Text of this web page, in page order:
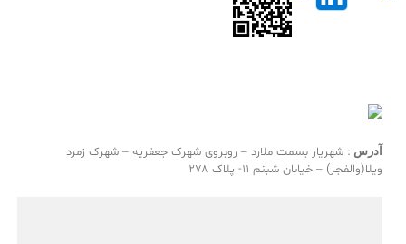
آدرس : شهریار بسمت ملارد – روبروی شهرک جعفریه – شهرک زمرد
ویلا(والفجر) – خیابان شبنم ۱۱- پلاک ۲۷۸